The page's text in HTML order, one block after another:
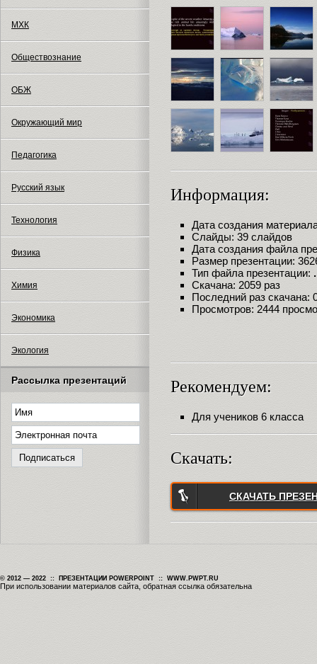
МХК
Обществознание
ОБЖ
Окружающий мир
Педагогика
Русский язык
Технология
Физика
Химия
Экономика
Экология
Рассылка презентаций
Информация:
Дата создания
Слайды: 39 слайдов
Дата создания файла
Размер презентации:
Тип файла презентации:
Скачана: 2059 раз
Последний раз скачана:
Просмотров: 2444
Рекомендуем:
Для учеников 6 класса
Скачать:
СКАЧАТЬ
© 2012 — 2022 :: ПРЕЗЕНТАЦИИ POWERPOINT :: WWW.PWPT.RU
При использовании материалов сайта, обратная ссылка обязательна